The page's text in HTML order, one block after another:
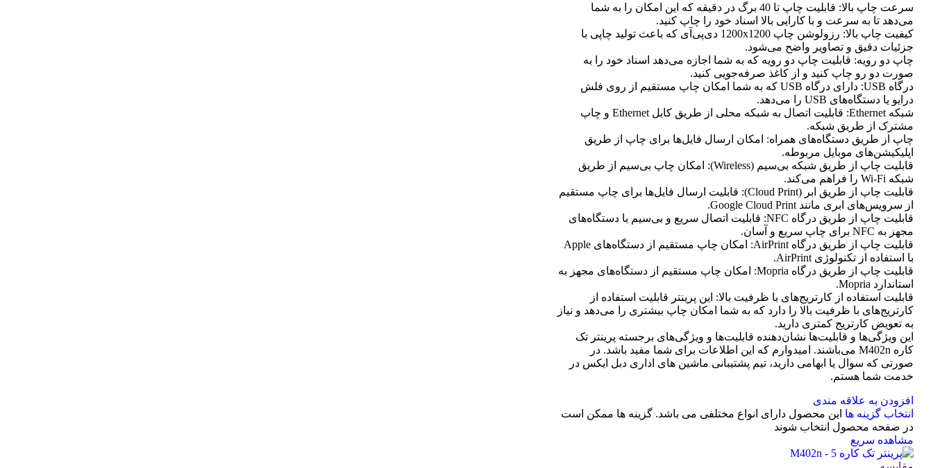
سرعت چاپ بالا: قابلیت چاپ تا 40 برگ در دقیقه که این امکان را به شما
می‌دهد تا به سرعت و با کارایی بالا اسناد خود را چاپ کنید.
کیفیت چاپ بالا: رزولوشن چاپ 1200x1200 دی‌پی‌آی که باعث تولید چاپی با
جزئیات دقیق و تصاویر واضح می‌شود.
چاپ دو رویه: قابلیت چاپ دو رویه که به شما اجازه می‌دهد اسناد خود را به
صورت دو رو چاپ کنید و از کاغذ صرفه‌جویی کنید.
درگاه USB: دارای درگاه USB که به شما امکان چاپ مستقیم از روی فلش
درایو یا دستگاه‌های USB را می‌دهد.
شبکه Ethernet: قابلیت اتصال به شبکه محلی از طریق کابل Ethernet و چاپ
مشترک از طریق شبکه.
چاپ از طریق دستگاه‌های همراه: امکان ارسال فایل‌ها برای چاپ از طریق
اپلیکیشن‌های موبایل مربوطه.
قابلیت چاپ از طریق شبکه بی‌سیم (Wireless): امکان چاپ بی‌سیم از طریق
شبکه Wi-Fi را فراهم می‌کند.
قابلیت چاپ از طریق ابر (Cloud Print): قابلیت ارسال فایل‌ها برای چاپ مستقیم
از سرویس‌های ابری مانند Google Cloud Print.
قابلیت چاپ از طریق درگاه NFC: قابلیت اتصال سریع و بی‌سیم با دستگاه‌های
مجهز به NFC برای چاپ سریع و آسان.
قابلیت چاپ از طریق درگاه AirPrint: امکان چاپ مستقیم از دستگاه‌های Apple
با استفاده از تکنولوژی AirPrint.
قابلیت چاپ از طریق درگاه Mopria: امکان چاپ مستقیم از دستگاه‌های مجهز به
استاندارد Mopria.
قابلیت استفاده از کارتریج‌های با ظرفیت بالا: این پرینتر قابلیت استفاده از
کارتریج‌های با ظرفیت بالا را دارد که به شما امکان چاپ بیشتری را می‌دهد و نیاز
به تعویض کارتریج کمتری دارید.
این ویژگی‌ها و قابلیت‌ها نشان‌دهنده قابلیت‌ها و ویژگی‌های برجسته پرینتر تک
کاره M402n می‌باشند. امیدوارم که این اطلاعات برای شما مفید باشد. در
صورتی که سوال یا ابهامی دارید، تیم پشتیبانی ماشین های اداری دبل ایکس در
خدمت شما هستم.
افزودن به علاقه مندی
انتخاب گزینه ها این محصول دارای انواع مختلفی می باشد. گزینه ها ممکن است
در صفحه محصول انتخاب شوند
مشاهده سریع